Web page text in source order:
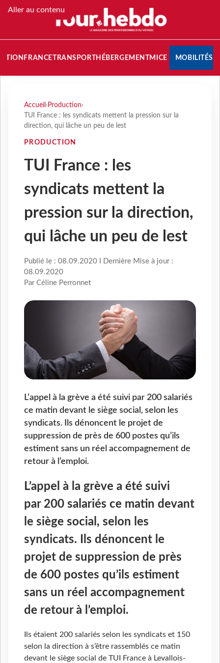
Aller au contenu
FRANCETRANSPORT HÉBERGEMENTMICE MOBILITÉS
Accueil › Production›
TUI France : les syndicats mettent la pression sur la
direction, qui lâche un peu de lest
PRODUCTION
TUI France : les
syndicats mettent la
pression sur la direction,
qui lâche un peu de lest
Publié le : 08.09.2020 I Dernière Mise à jour :
08.09.2020
Par Céline Perronnet
L’appel à la grève a été suivi par 200 salariés
ce matin devant le siège social, selon les
syndicats. Ils dénoncent le projet de
suppression de près de 600 postes qu’ils
estiment sans un réel accompagnement de
retour à l’emploi.
L’appel à la grève a été suivi
par 200 salariés ce matin devant
le siège social, selon les
syndicats. Ils dénoncent le
projet de suppression de près
de 600 postes qu’ils estiment
sans un réel accompagnement
de retour à l’emploi.
Ils étaient 200 salariés selon les syndicats et 150
selon la direction à s’être rassemblés ce matin
devant le siège social de TUI France à Levallois-